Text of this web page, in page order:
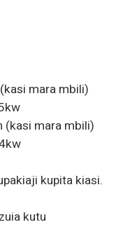
mara mbili)
(kasi mara mbili)
kupita kiasi.
kutu